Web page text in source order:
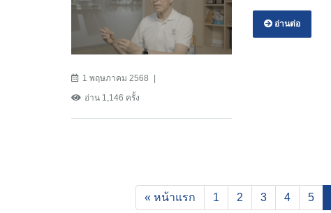
1 พฤษภาคม 2568
อ่าน 1,146 ครั้ง
อ่านต่อ
« หน้าแรก 1 2 3 4 5